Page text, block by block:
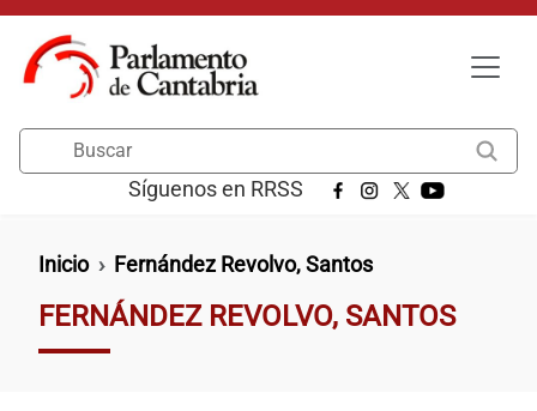
Pasar al contenido principal
Síguenos en RRSS
Ruta de navegación
Inicio Fernández Revolvo, Santos
FERNÁNDEZ REVOLVO, SANTOS